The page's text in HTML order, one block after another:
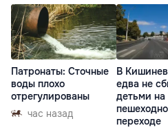
Патронаты: Сточные
воды плохо
отрегулированы
час назад
В
едва не
детьми на
переходе